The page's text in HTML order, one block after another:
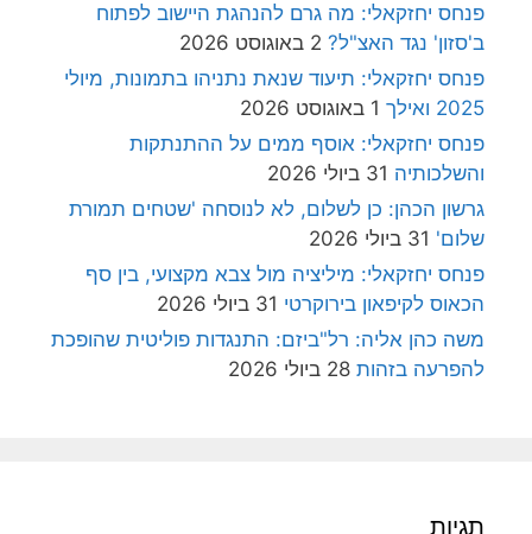
פנחס יחזקאלי: מה גרם להנהגת היישוב לפתוח
ב'סזון' נגד האצ"ל? 2 באוגוסט 2026
פנחס יחזקאלי: תיעוד שנאת נתניהו בתמונות, מיולי
2025 ואילך
1 באוגוסט 2026
פנחס יחזקאלי: אוסף ממים על ההתנתקות
והשלכותיה 31 ביולי 2026
גרשון הכהן: כן לשלום, לא לנוסחה 'שטחים תמורת
שלום' 31 ביולי 2026
פנחס יחזקאלי: מיליציה מול צבא מקצועי, בין סף
הכאוס לקיפאון בירוקרטי 31 ביולי 2026
משה כהן אליה: רל"ביזם: התנגדות פוליטית שהופכת
להפרעה בזהות 28 ביולי 2026
תגיות